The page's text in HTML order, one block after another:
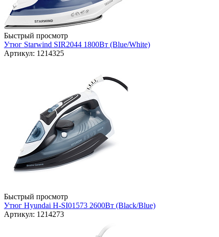
Быстрый просмотр
Утюг Starwind SIR2044 1800Вт (Blue/White)
Артикул: 1214325
Быстрый просмотр
Утюг Hyundai H-SI01573 2600Вт (Black/Blue)
Артикул: 1214273